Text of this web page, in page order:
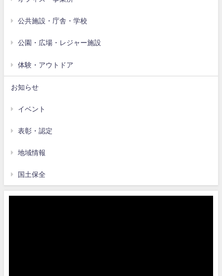
公共施設・庁舎・学校
公園・広場・レジャー施設
体験・アウトドア
お知らせ
イベント
表彰・認定
地域情報
国土保全